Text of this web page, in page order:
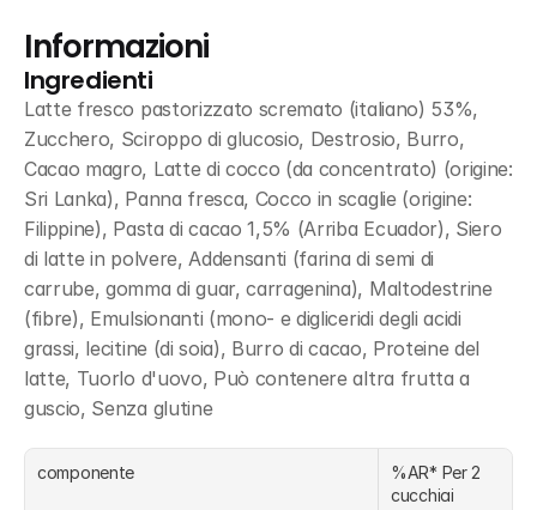
Informazioni
Ingredienti
Latte fresco pastorizzato scremato (italiano) 53%,
Zucchero, Sciroppo di glucosio, Destrosio, Burro,
Cacao magro, Latte di cocco (da concentrato) (origine:
Sri Lanka), Panna fresca, Cocco in scaglie (origine:
Filippine), Pasta di cacao 1,5% (Arriba Ecuador), Siero
di latte in polvere, Addensanti (farina di semi di
carrube, gomma di guar, carragenina), Maltodestrine
(fibre), Emulsionanti (mono- e digliceridi degli acidi
grassi, lecitine (di soia), Burro di cacao, Proteine del
latte, Tuorlo d'uovo, Può contenere altra frutta a
guscio, Senza glutine
componente
%AR* Per 2
cucchiai